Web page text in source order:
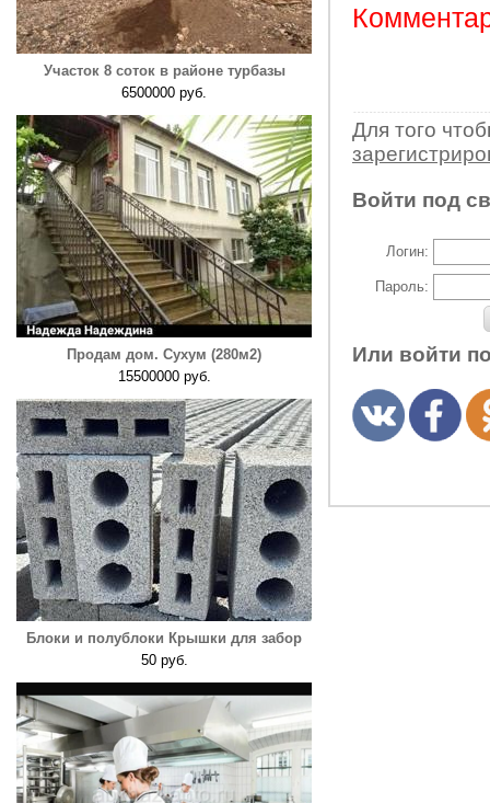
Участок 8 соток в районе турбазы
6500000 руб.
Продам дом. Сухум (280м2)
15500000 руб.
Блоки и полублоки Крышки для забор
50 руб.
Для того
Войти под
Логин:
Пароль:
Или войти